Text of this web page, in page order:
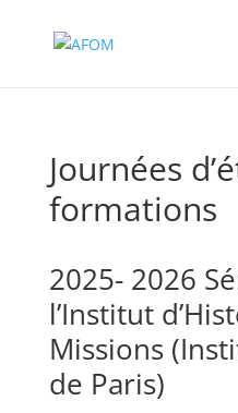
Journées
formations
2025- 2026
l’Institut
Missions
de Paris)